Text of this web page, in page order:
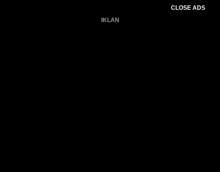
CLOSE ADS
IKLAN